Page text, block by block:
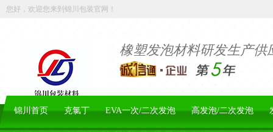
您好，欢迎您来到锦川包装官网！
橡塑发泡材料研发生产供
锦川首页 克氯丁 EVA一次/二次发泡 高发泡/二次发泡